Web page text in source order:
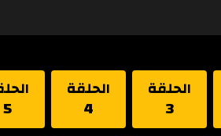
الحلقة
3
الحلقة
4
5